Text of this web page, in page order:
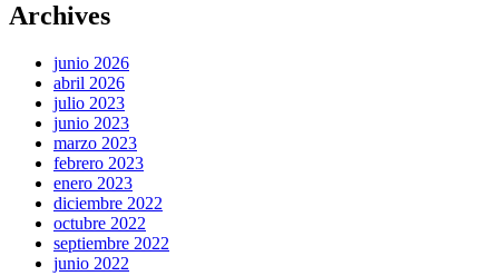
Archives
junio 2026
abril 2026
julio 2023
junio 2023
marzo 2023
febrero 2023
enero 2023
diciembre 2022
octubre 2022
septiembre 2022
junio 2022